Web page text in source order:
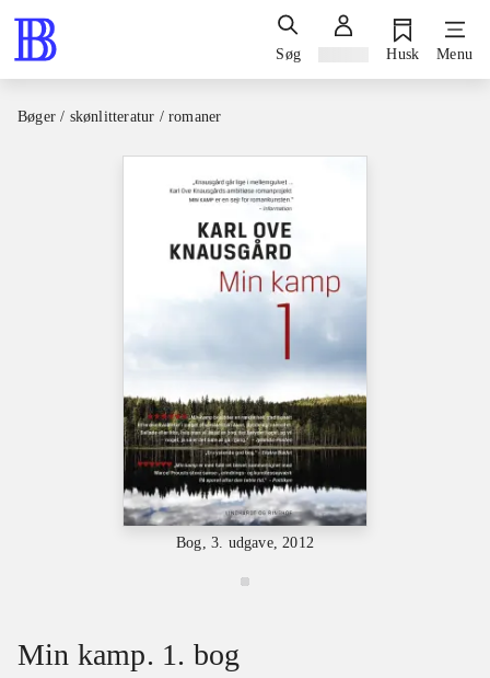
Søg Husk Menu
Bøger / skønlitteratur / romaner
Bog, 3. udgave, 2012
Min kamp. 1. bog